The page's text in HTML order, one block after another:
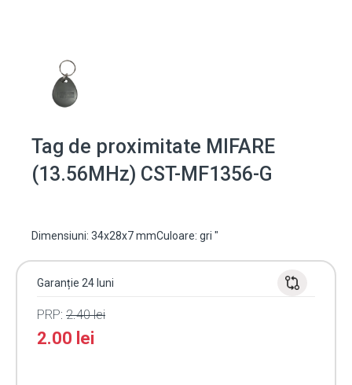
Tag de proximitate MIFARE
(13.56MHz) CST-MF1356-G
Dimensiuni: 34x28x7 mmCuloare: gri "
Garanție 24 luni
PRP: 2.40lei
2.00 lei